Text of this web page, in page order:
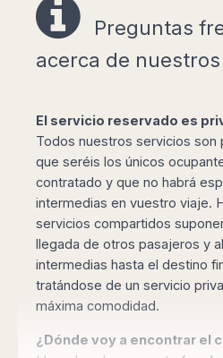
cualquier destino de la región.
esperando en la terminal de
taxi o minibus y con toda la
profesionalidad que Book
sus clientes.
Si necesitas agilidad, no
tiempo en largas colas y
conducir por lugares que no
quieres dedicar tu visita en
para tu vehículo de alquiler, el
es una solución cómoda y
nuestra página web.
Preguntas
acerca de
El servicio reservado es
Todos nuestros servicios son
que seréis los únicos
contratado y que no habrá
intermedias en vuestro viaje.
servicios compartidos
llegada de otros pasajeros y
intermedias hasta el destino
tratándose de un servicio
máxima comodidad.
¿Dónde voy a encontrar el